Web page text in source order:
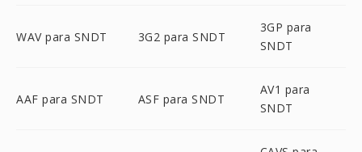
WAV para SNDT 3G2 para SNDT
3GP para
SNDT
AAF para SNDT ASF para SNDT
AV1 para
SNDT